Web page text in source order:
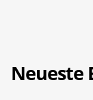
Neueste